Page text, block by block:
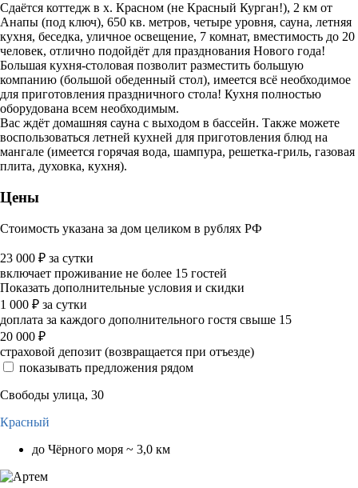
Сдаётся коттедж в х. Красном (не Красный Курган!), 2 км от
Анапы (под ключ), 650 кв. метров, четыре уровня, сауна, летняя
кухня, беседка, уличное освещение, 7 комнат, вместимость до 20
человек, отлично подойдёт для празднования Нового года!
Большая кухня-столовая позволит разместить большую
компанию (большой обеденный стол), имеется всё необходимое
для приготовления праздничного стола! Кухня полностью
оборудована всем необходимым.
Вас ждёт домашняя сауна с выходом в бассейн. Также можете
воспользоваться летней кухней для приготовления блюд на
мангале (имеется горячая вода, шампура, решетка-гриль, газовая
плита, духовка, кухня).
Цены
Стоимость указана за дом целиком в рублях РФ
23 000 ₽ за сутки
включает проживание не более 15 гостей
Показать дополнительные условия и скидки
1 000 ₽ за сутки
доплата за каждого дополнительного гостя свыше 15
20 000 ₽
страховой депозит (возвращается при отъезде)
показывать предложения рядом
Свободы улица, 30
Красный
до Чёрного моря ~ 3,0 км